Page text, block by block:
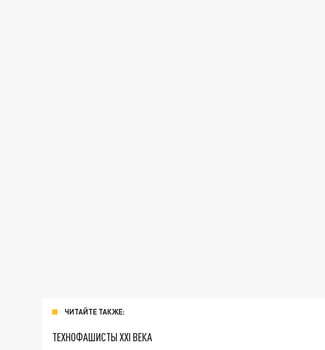
ЧИТАЙТЕ ТАКЖЕ:
ТЕХНОФАШИСТЫ XXI ВЕКА